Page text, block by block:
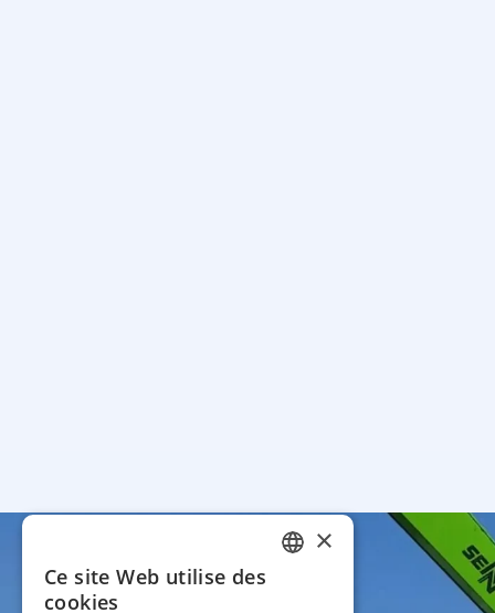
×
Ce site Web utilise des
cookies